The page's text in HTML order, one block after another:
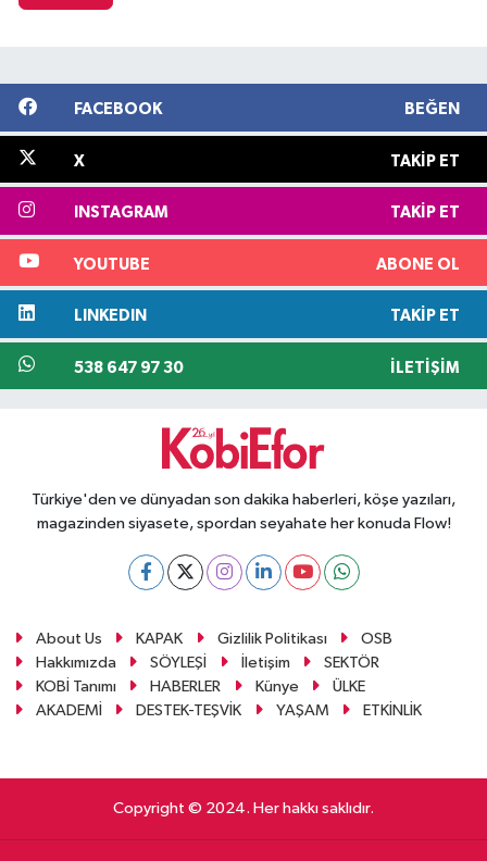
FACEBOOK BEĞEN
X TAKIP ET
INSTAGRAM TAKIP ET
YOUTUBE ABONE OL
LINKEDIN TAKIP ET
538 647 97 30 İLETIŞIM
Türkiye'den ve dünyadan son dakika haberleri, köşe yazıları,
magazinden siyasete, spordan seyahate her konuda Flow!
About Us KAPAK Gizlilik Politikası
OSB
Hakkımızda
SÖYLEŞİ İletişim
SEKTÖR
KOBİ Tanımı
HABERLER Künye
ÜLKE
AKADEMİ
DESTEK-TEŞVİK YAŞAM ETKİNLİK
Copyright © 2024. Her hakkı saklıdır.